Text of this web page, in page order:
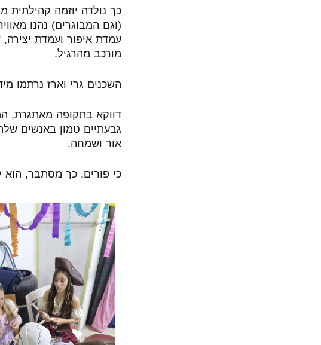
כך נולדה יוזמה
(וגם המבוגרים) נהנו
עמדת איפור ועמדת
מורכב מהרגיל.
השכנים גרי וארז נרתמו
דווקא בתקופה מאתגרת,
גבעתיים טמון באנשים
אור ושמחה.
כי פורים, כך מסתבר,